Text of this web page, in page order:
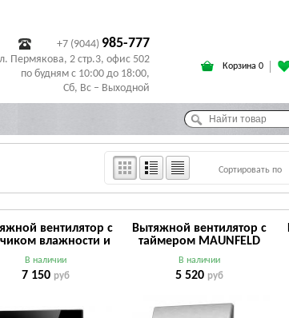
+7 (9044) 985-777
Пермякова, 2 стр.3, офис 502
по будням с 10:00 до 18:00,
Сб, Вс – Выходной
Корзина 0
Сортировать по
вентилятор с
влажности и
MAUNFELD
MFE10THGB
В наличии
7 150 руб
Вытяжной вентилятор с
таймером MAUNFELD
MFS10TS
В наличии
5 520 руб